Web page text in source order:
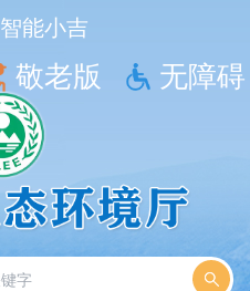
智能小吉
敬老版 无障碍